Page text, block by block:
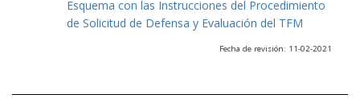
Esquema con las Instrucciones del Procedimiento
de Solicitud de Defensa y Evaluación del TFM
Fecha de revisión: 11-02-2021